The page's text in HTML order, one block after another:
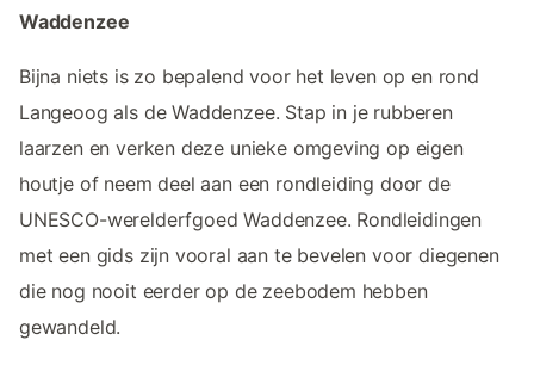
Waddenzee
Bijna niets is zo bepalend voor het leven op en rond
Langeoog als de Waddenzee. Stap in je rubberen
laarzen en verken deze unieke omgeving op eigen
houtje of neem deel aan een rondleiding door de
UNESCO-werelderfgoed Waddenzee. Rondleidingen
met een gids zijn vooral aan te bevelen voor diegenen
die nog nooit eerder op de zeebodem hebben
gewandeld.